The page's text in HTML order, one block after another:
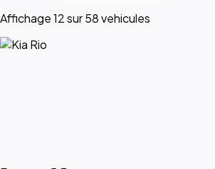
Affichage 12 sur 58 vehicules